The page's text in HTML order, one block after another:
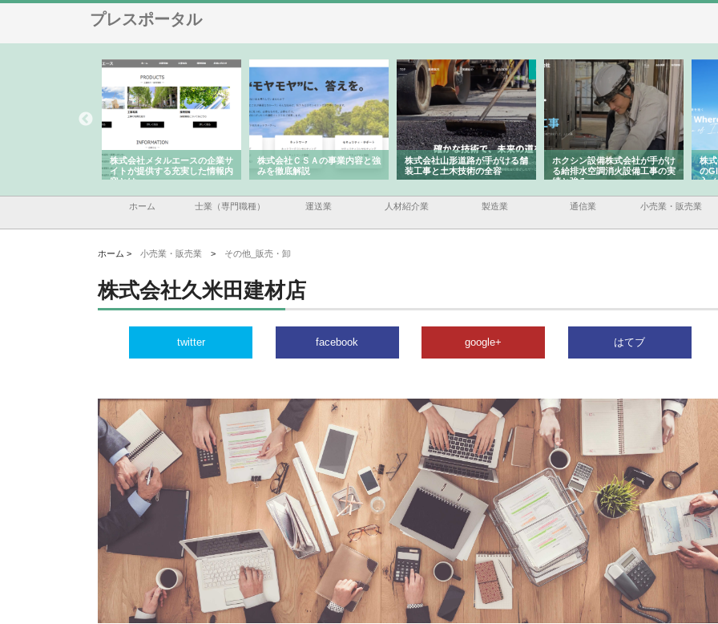
プレスポータル
株式会社ＣＳＡの事業内容と強
みを徹底解説
株式会社山形道路が手がける舗
装工事と土木技術の全容
ホクシン設備株式会社が手がけ
る給排水空調消火設備工事の実
績と強み
株式会社東京シー・エム・シー
のGISインフラ管理システム導
入メリット
株
か
由
ホーム 士業（専門職種） 運送業 人材紹介業 製造業 通信業 小売業・販売業
ホーム > 小売業・販売業 > その他_販売・卸
株式会社久米田建材店
twitter facebook google+ はてブ